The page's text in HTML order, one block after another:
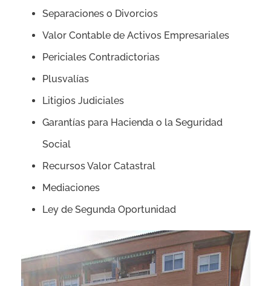
Separaciones o Divorcios
Valor Contable de Activos Empresariales
Periciales Contradictorias
Plusvalías
Litigios Judiciales
Garantías para Hacienda o la Seguridad
Social
Recursos Valor Catastral
Mediaciones
Ley de Segunda Oportunidad